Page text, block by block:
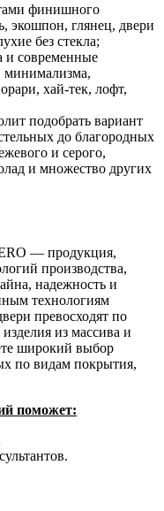
финишного
экошпон, глянец, двери
без стекла;
и современные
минимализма,
хай-тек, лофт,
подобрать вариант
до благородных
и серого,
и множество других
— продукция,
производства,
надежность и
технологиям
превосходят по
из массива и
широкий выбор
по видам покрытия,
поможет: